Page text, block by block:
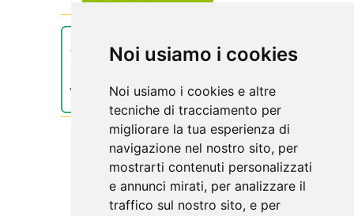
Noi usiamo i cookies
Noi usiamo i cookies e altre
tecniche di tracciamento per
migliorare la tua esperienza di
navigazione nel nostro sito, per
mostrarti contenuti personalizzati
e annunci mirati, per analizzare il
traffico sul nostro sito, e per